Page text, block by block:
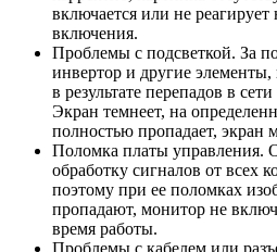
включается или не
включения.
Проблемы с подсветкой. За
инвертор и другие элементы,
в результате перепадов в
Экран темнеет, на
полностью пропадает, экран
Поломка платы управления.
обработку сигналов от всех
поэтому при ее поломках
пропадают, монитор не
время работы.
Проблемы с кабелем или